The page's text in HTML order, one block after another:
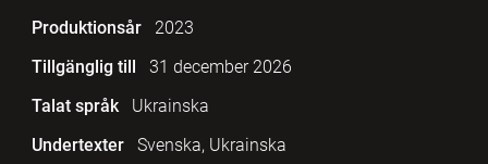
Produktionsår
2023
Tillgänglig till
31 december 2026
Talat språk
Ukrainska
Undertexter
Svenska, Ukrainska